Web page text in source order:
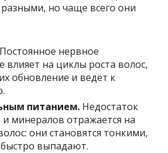
но чаще всего они
Постоянное нервное
влияет на циклы роста волос,
обновление и ведёт к
питанием. Недостаток
минералов отражается на
они становятся тонкими,
выпадают.